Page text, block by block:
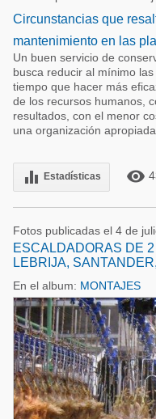
Circunstancias que
mantenimiento en las
Un buen servicio de
busca reducir al mínimo
tiempo que hacer más
de los recursos humanos,
resultados, con el menor
una organización
equalizer Estadísticas remove_red_eye
Fotos publicadas el 4 de
ESCALDADORAS DE
LEBRIJA,
En el album: MONTAJES